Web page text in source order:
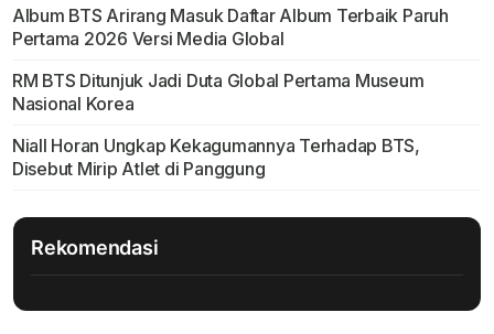
Album BTS Arirang Masuk Daftar Album Terbaik Paruh
Pertama 2026 Versi Media Global
RM BTS Ditunjuk Jadi Duta Global Pertama Museum
Nasional Korea
Niall Horan Ungkap Kekagumannya Terhadap BTS,
Disebut Mirip Atlet di Panggung
Rekomendasi